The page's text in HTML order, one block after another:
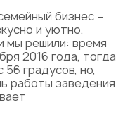
бизнес –
и уютно.
мы решили: время
2016 года, тогда
градусов, но,
работы заведения